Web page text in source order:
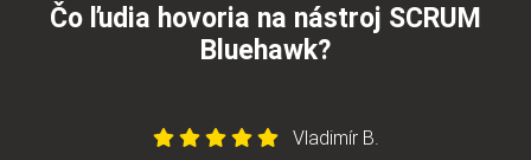
Čo ľudia hovoria na nástroj SCRUM
Bluehawk?
Vladimír B.